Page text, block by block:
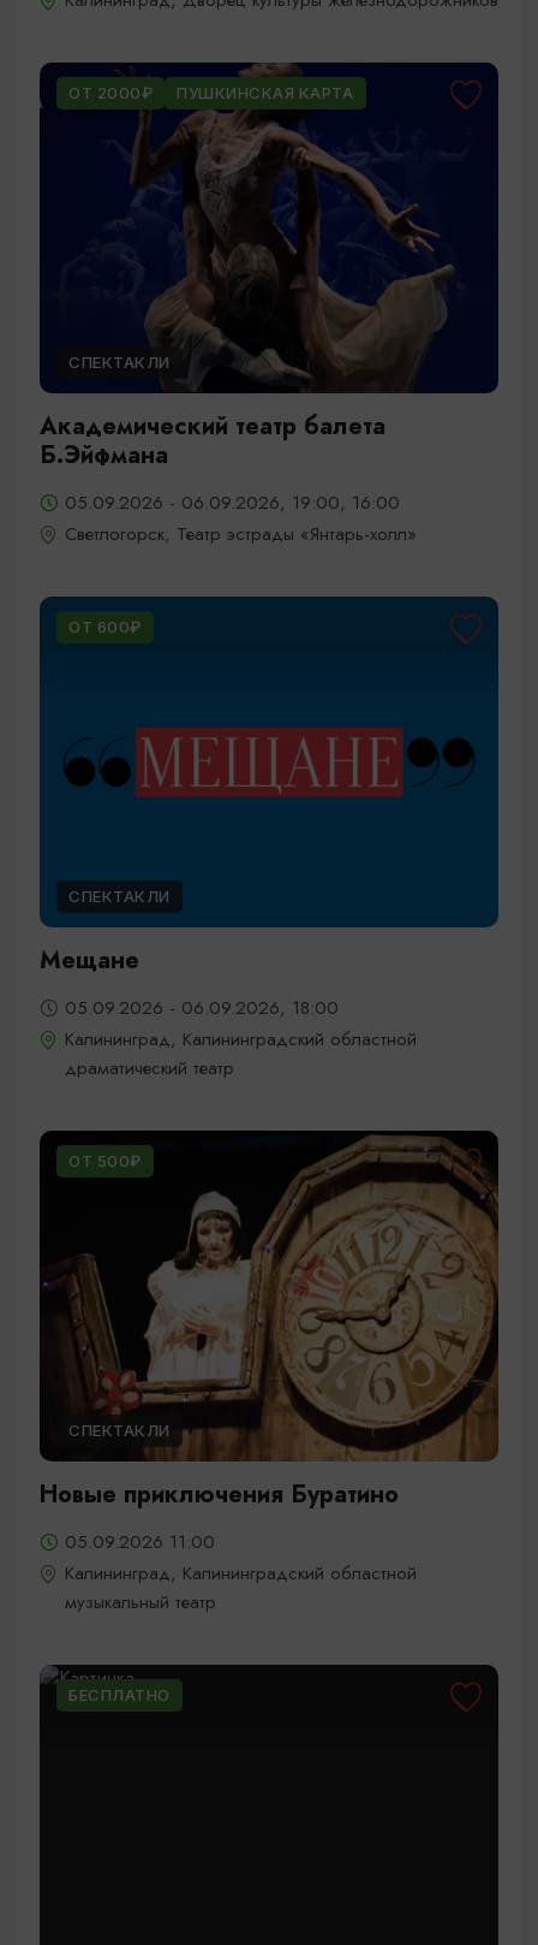
ОТ 2000₽ ПУШКИНСКАЯ КАРТА
СПЕКТАКЛИ
Академический театр балета
Б.Эйфмана
05.09.2026 - 06.09.2026, 19:00, 16:00
Светлогорск, Театр эстрады «Янтарь-холл»
ОТ 600₽
СПЕКТАКЛИ
Мещане
05.09.2026 - 06.09.2026, 18:00
Калининград, Калининградский областной
драматический театр
ОТ 500₽
СПЕКТАКЛИ
Новые приключения Буратино
05.09.2026 11:00
Калининград, Калининградский областной
музыкальный театр
БЕСПЛАТНО